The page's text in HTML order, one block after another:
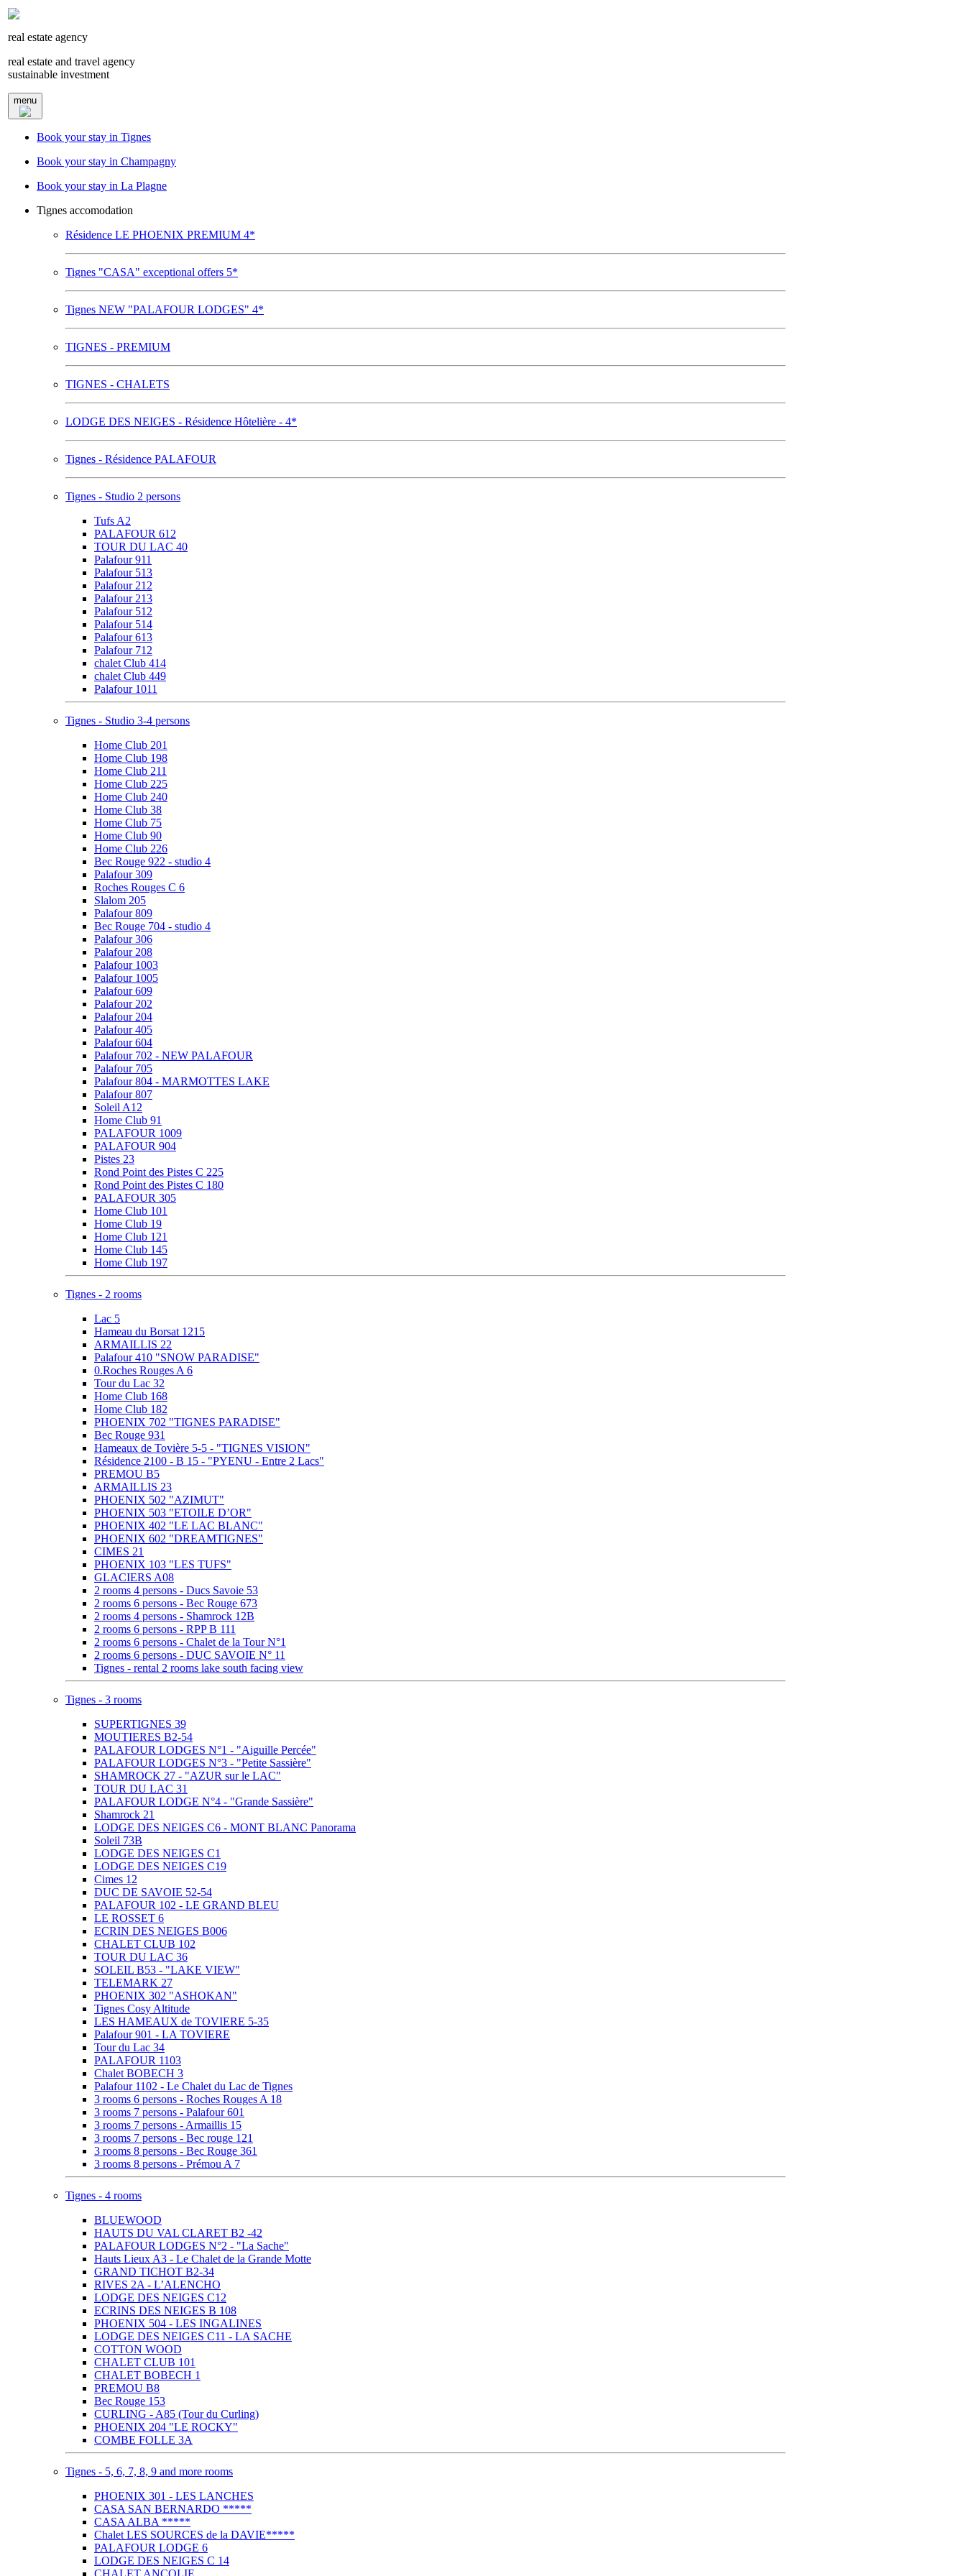
real estate agency
real estate and travel agency
sustainable investment
menu
Book your stay in Tignes
Book your stay in Champagny
Book your stay in La Plagne
Tignes accomodation
Résidence LE PHOENIX PREMIUM 4*
Tignes "CASA" exceptional offers 5*
Tignes NEW "PALAFOUR LODGES" 4*
TIGNES - PREMIUM
TIGNES - CHALETS
LODGE DES NEIGES - Résidence Hôtelière - 4*
Tignes - Résidence PALAFOUR
Tignes - Studio 2 persons
Tufs A2
PALAFOUR 612
TOUR DU LAC 40
Palafour 911
Palafour 513
Palafour 212
Palafour 213
Palafour 512
Palafour 514
Palafour 613
Palafour 712
chalet Club 414
chalet Club 449
Palafour 1011
Tignes - Studio 3-4 persons
Home Club 201
Home Club 198
Home Club 211
Home Club 225
Home Club 240
Home Club 38
Home Club 75
Home Club 90
Home Club 226
Bec Rouge 922 - studio 4
Palafour 309
Roches Rouges C 6
Slalom 205
Palafour 809
Bec Rouge 704 - studio 4
Palafour 306
Palafour 208
Palafour 1003
Palafour 1005
Palafour 609
Palafour 202
Palafour 204
Palafour 405
Palafour 604
Palafour 702 - NEW PALAFOUR
Palafour 705
Palafour 804 - MARMOTTES LAKE
Palafour 807
Soleil A12
Home Club 91
PALAFOUR 1009
PALAFOUR 904
Pistes 23
Rond Point des Pistes C 225
Rond Point des Pistes C 180
PALAFOUR 305
Home Club 101
Home Club 19
Home Club 121
Home Club 145
Home Club 197
Tignes - 2 rooms
Lac 5
Hameau du Borsat 1215
ARMAILLIS 22
Palafour 410 "SNOW PARADISE"
0.Roches Rouges A 6
Tour du Lac 32
Home Club 168
Home Club 182
PHOENIX 702 "TIGNES PARADISE"
Bec Rouge 931
Hameaux de Tovière 5-5 - "TIGNES VISION"
Résidence 2100 - B 15 - "PYENU - Entre 2 Lacs"
PREMOU B5
ARMAILLIS 23
PHOENIX 502 "AZIMUT"
PHOENIX 503 "ETOILE D’OR"
PHOENIX 402 "LE LAC BLANC"
PHOENIX 602 "DREAMTIGNES"
CIMES 21
PHOENIX 103 "LES TUFS"
GLACIERS A08
2 rooms 4 persons - Ducs Savoie 53
2 rooms 6 persons - Bec Rouge 673
2 rooms 4 persons - Shamrock 12B
2 rooms 6 persons - RPP B 111
2 rooms 6 persons - Chalet de la Tour N°1
2 rooms 6 persons - DUC SAVOIE N° 11
Tignes - rental 2 rooms lake south facing view
Tignes - 3 rooms
SUPERTIGNES 39
MOUTIERES B2-54
PALAFOUR LODGES N°1 - "Aiguille Percée"
PALAFOUR LODGES N°3 - "Petite Sassière"
SHAMROCK 27 - "AZUR sur le LAC"
TOUR DU LAC 31
PALAFOUR LODGE N°4 - "Grande Sassière"
Shamrock 21
LODGE DES NEIGES C6 - MONT BLANC Panorama
Soleil 73B
LODGE DES NEIGES C1
LODGE DES NEIGES C19
Cimes 12
DUC DE SAVOIE 52-54
PALAFOUR 102 - LE GRAND BLEU
LE ROSSET 6
ECRIN DES NEIGES B006
CHALET CLUB 102
TOUR DU LAC 36
SOLEIL B53 - "LAKE VIEW"
TELEMARK 27
PHOENIX 302 "ASHOKAN"
Tignes Cosy Altitude
LES HAMEAUX de TOVIERE 5-35
Palafour 901 - LA TOVIERE
Tour du Lac 34
PALAFOUR 1103
Chalet BOBECH 3
Palafour 1102 - Le Chalet du Lac de Tignes
3 rooms 6 persons - Roches Rouges A 18
3 rooms 7 persons - Palafour 601
3 rooms 7 persons - Armaillis 15
3 rooms 7 persons - Bec rouge 121
3 rooms 8 persons - Bec Rouge 361
3 rooms 8 persons - Prémou A 7
Tignes - 4 rooms
BLUEWOOD
HAUTS DU VAL CLARET B2 -42
PALAFOUR LODGES N°2 - "La Sache"
Hauts Lieux A3 - Le Chalet de la Grande Motte
GRAND TICHOT B2-34
RIVES 2A - L’ALENCHO
LODGE DES NEIGES C12
ECRINS DES NEIGES B 108
PHOENIX 504 - LES INGALINES
LODGE DES NEIGES C11 - LA SACHE
COTTON WOOD
CHALET CLUB 101
CHALET BOBECH 1
PREMOU B8
Bec Rouge 153
CURLING - A85 (Tour du Curling)
PHOENIX 204 "LE ROCKY"
COMBE FOLLE 3A
Tignes - 5, 6, 7, 8, 9 and more rooms
PHOENIX 301 - LES LANCHES
CASA SAN BERNARDO *****
CASA ALBA *****
Chalet LES SOURCES de la DAVIE*****
PALAFOUR LODGE 6
LODGE DES NEIGES C 14
CHALET ANCOLIE